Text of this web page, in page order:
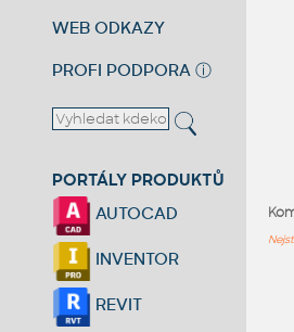
WEB ODKAZY
PROFI PODPORA ⓘ
PORTÁLY PRODUKTŮ
AUTOCAD
INVENTOR
REVIT